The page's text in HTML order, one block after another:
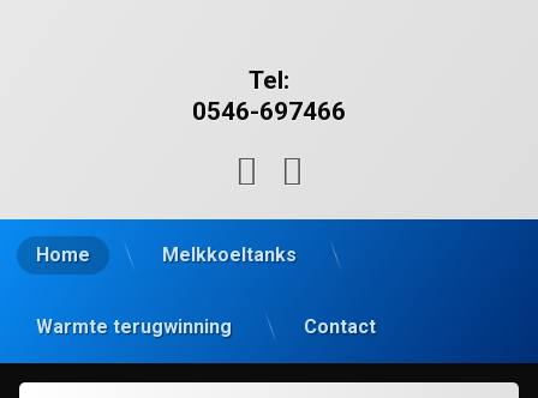
Tel:
0546-697466
E-mail
Home Melkkoeltanks
Warmte terugwinning Contact